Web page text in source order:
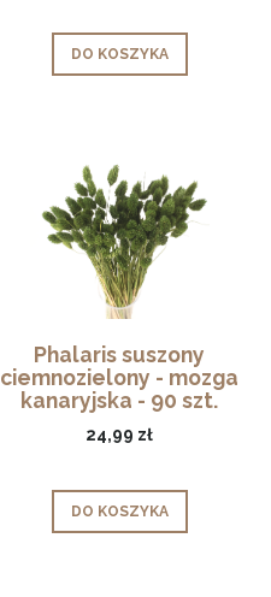
DO KOSZYKA
Phalaris suszony
ciemnozielony - mozga
kanaryjska - 90 szt.
24,99 zł
DO KOSZYKA